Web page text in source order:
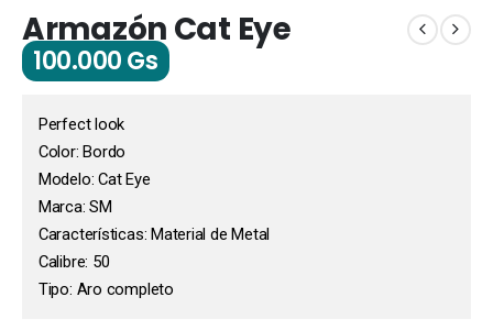
Armazón Cat Eye
100.000Gs
Perfect look
Color: Bordo
Modelo: Cat Eye
Marca: SM
Características: Material de Metal
Calibre: 50
Tipo: Aro completo